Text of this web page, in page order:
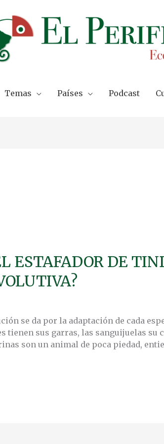
Temas Países Podcast
ESTAFADOR DE
se da por la adaptación de cada
tienen sus garras, las sanguijuelas su
son un animal de poca piedad,